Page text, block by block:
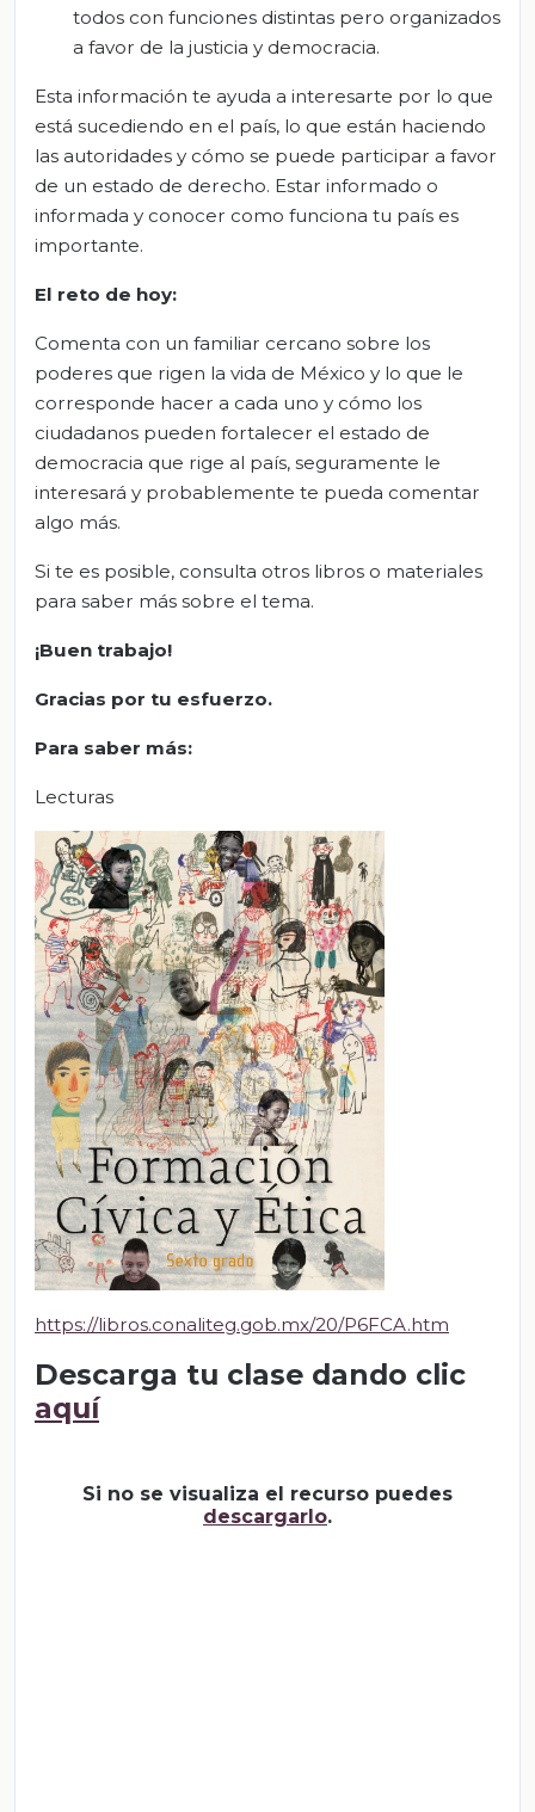
todos con funciones distintas pero organizados
a favor de la justicia y democracia.
Esta información te ayuda a interesarte por lo que
está sucediendo en el país, lo que están haciendo
las autoridades y cómo se puede participar a favor
de un estado de derecho. Estar informado o
informada y conocer como funciona tu país es
importante.
El reto de hoy:
Comenta con un familiar cercano sobre los
poderes que rigen la vida de México y lo que le
corresponde hacer a cada uno y cómo los
ciudadanos pueden fortalecer el estado de
democracia que rige al país, seguramente le
interesará y probablemente te pueda comentar
algo más.
Si te es posible, consulta otros libros o materiales
para saber más sobre el tema.
¡Buen trabajo!
Gracias por tu esfuerzo.
Para saber más:
Lecturas
https://libros.conaliteg.gob.mx/20/P6FCA.htm
Descarga tu clase dando clic
aquí
Si no se visualiza el recurso puedes
descargarlo.